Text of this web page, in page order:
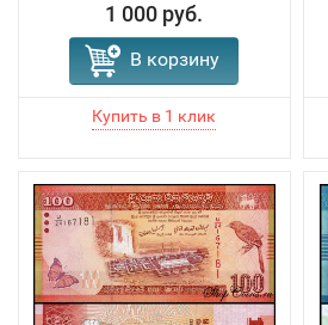
1 000 руб.
В корзину